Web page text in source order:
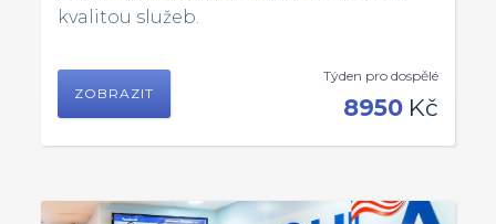
kvalitou služeb.
ZOBRAZIT
Týden pro dospělé
8950 Kč